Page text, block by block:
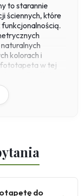
to starannie
ściennych, które
funkcjonalnością.
kolorach i
fototapeta w tej
wizualny
własnej
g/m², co
doskonale
od salonu
dodaje
do